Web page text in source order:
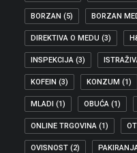
BORZAN (5) BORZAN
DIREKTIVA O MEDU (3)
INSPEKCIJA (3)
KOFEIN (3) KONZUM (1)
MLADI (1) OBUĆA (1)
ONLINE TRGOVINA (1)
OVISNOST (2)